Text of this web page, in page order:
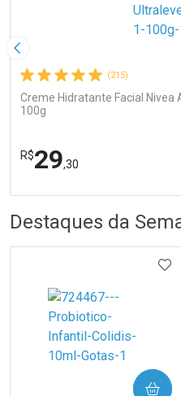
Imagem Anterior
(215)
Creme Hidratante Facial Nivea
100g
R$29,30
Laboratório
Por Menos
Destaques da
COMPRAR